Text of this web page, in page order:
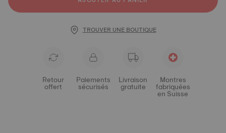
TROUVER UNE BOUTIQUE
Retour
offert
Paiements
sécurisés
Livraison
gratuite
Montres
fabriquées
en Suisse